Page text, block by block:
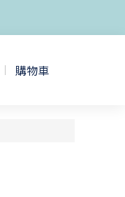
購物車